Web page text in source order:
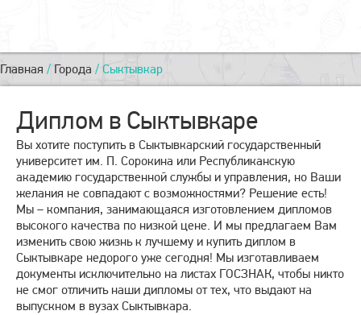
Главная / Города / Сыктывкар
Диплом в Сыктывкаре
Вы хотите поступить в Сыктывкарский государственный
университет им. П. Сорокина или Республиканскую
академию государственной службы и управления, но Ваши
желания не совпадают с возможностями? Решение есть!
Мы – компания, занимающаяся изготовлением дипломов
высокого качества по низкой цене. И мы предлагаем Вам
изменить свою жизнь к лучшему и купить диплом в
Сыктывкаре недорого уже сегодня! Мы изготавливаем
документы исключительно на листах ГОСЗНАК, чтобы никто
не смог отличить наши дипломы от тех, что выдают на
выпускном в вузах Сыктывкара.